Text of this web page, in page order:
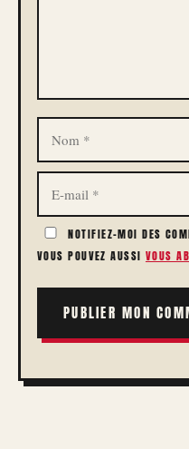
NOM
E-
MAIL
NOTIFIEZ-MOI DES
VOUS POUVEZ AUSSI VOUS